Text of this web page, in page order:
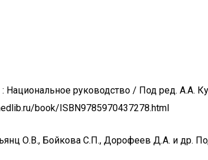
Национальное руководство / Под ред. А.А.
book/ISBN9785970437278.html
О.В., Бойкова С.П., Дорофеев Д.А. и др.